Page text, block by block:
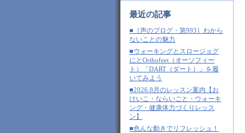
最近の記事
■［声のブログ・第993］わから
ないことの魅力
■ウォーキングとスロージョグ
にとOrthofeet（オーソフィー
ト）「DART（ダート）」を履
いてみよう
■2026.8月のレッスン案内【お
けいこ・ならいごと・ウォーキ
ング・健康体力づくりレッス
ン】
■色んな動きでリフレッシュ！